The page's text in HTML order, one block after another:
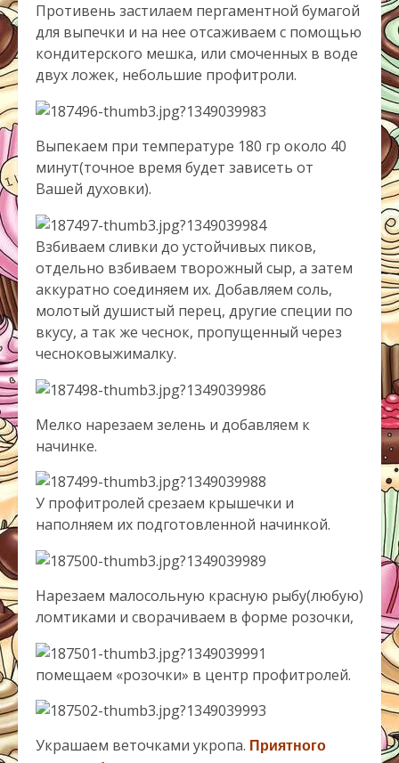
Противень застилаем пергаментной бумагой
для выпечки и на нее отсаживаем с помощью
кондитерского мешка, или смоченных в воде
двух ложек, небольшие профитроли.
Выпекаем при температуре 180 гр около 40
минут(точное время будет зависеть от
Вашей духовки).
Взбиваем сливки до устойчивых пиков,
отдельно взбиваем творожный сыр, а затем
аккуратно соединяем их. Добавляем соль,
молотый душистый перец, другие специи по
вкусу, а так же чеснок, пропущенный через
чесноковыжималку.
Мелко нарезаем зелень и добавляем к
начинке.
У профитролей срезаем крышечки и
наполняем их подготовленной начинкой.
Нарезаем малосольную красную рыбу(любую)
ломтиками и сворачиваем в форме розочки,
помещаем «розочки» в центр профитролей.
Украшаем веточками укропа. Приятного